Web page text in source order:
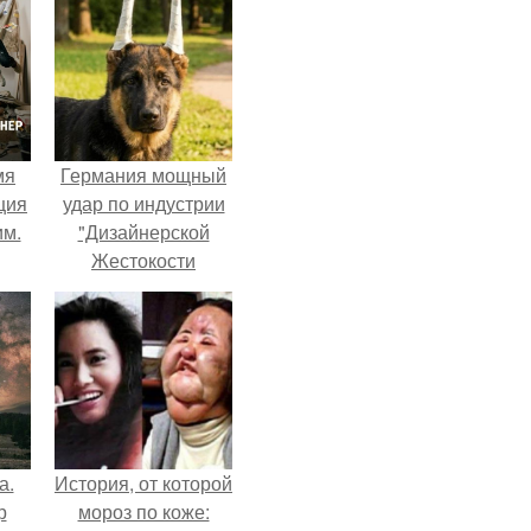
Германия мощный
удар по индустрии
"Дизайнерской
Жестокости
нанесла".
История, от которой
мороз по коже: